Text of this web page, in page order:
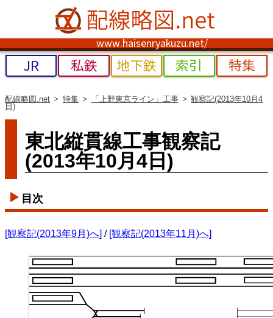
www.haisenryakuzu.net/
JR 私鉄 地下鉄 索引 特集
配線略図.net 特集 「上野東京ライン」工事
観察記(2013年10月4
日)
東北縦貫線工事観察記
(2013年10月4日)
目次
[観察記(2013年9月)へ] / [観察記(2013年11月)へ]